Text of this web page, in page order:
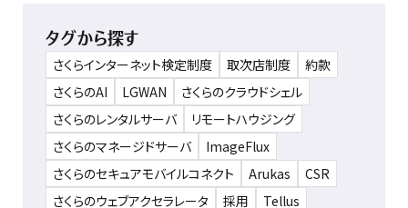
タグから探す
さくらインターネット検定制度 取次店制度
約款
さくらのAI
LGWAN
さくらのクラウドシェル
さくらのレンタルサーバ
リモートハウジング
さくらのマネージドサーバ
ImageFlux
さくらのセキュアモバイルコネクト
Arukas
CSR
さくらのウェブアクセラレータ
採用
Tellus